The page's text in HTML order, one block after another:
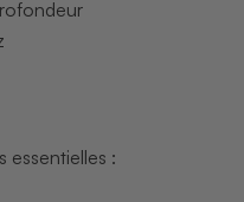
essentielles :